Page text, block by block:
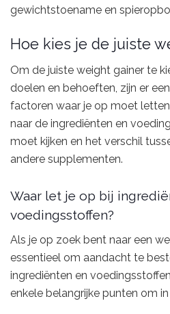
gewichtstoename en
Hoe kies je de juiste
Om de juiste weight gainer te
doelen en behoeften, zijn er
factoren waar je op moet
naar de ingrediënten en
moet kijken en het verschil
andere supplementen.
Waar let je op bij
voedingsstoffen?
Als je op zoek bent naar een
essentieel om aandacht te
ingrediënten en
enkele belangrijke punten om